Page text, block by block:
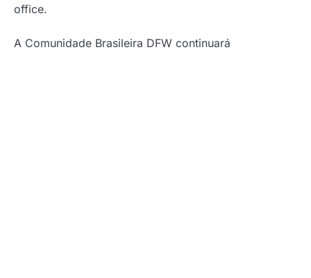
office.
A Comunidade Brasileira DFW continuará